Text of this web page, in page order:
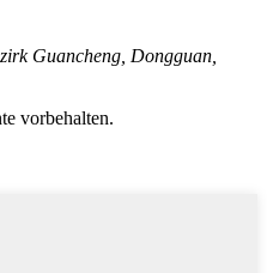
Guancheng, Dongguan,
vorbehalten.